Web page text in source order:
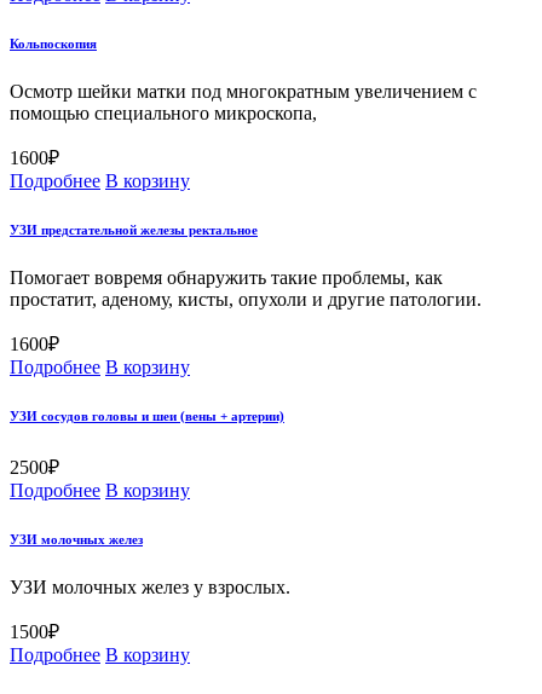
Кольпоскопия
Осмотр шейки матки под многократным увеличением с
помощью специального микроскопа,
1600₽
Подробнее В корзину
УЗИ предстательной железы ректальное
Помогает вовремя обнаружить такие проблемы, как
простатит, аденому, кисты, опухоли и другие патологии.
1600₽
Подробнее В корзину
УЗИ сосудов головы и шеи (вены + артерии)
2500₽
Подробнее В корзину
УЗИ молочных желез
УЗИ молочных желез у взрослых.
1500₽
Подробнее В корзину